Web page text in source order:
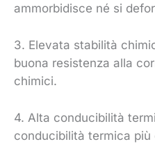
ammorbidisce né si
3. Elevata stabilità
buona resistenza alla
chimici.
4. Alta conducibilità
conducibilità termica